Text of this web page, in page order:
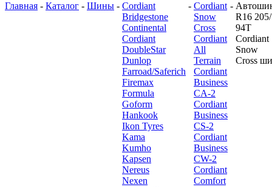
Главная - Каталог - Шины - Cordiant
Bridgestone
Continental
Cordiant
DoubleStar
Dunlop
Farroad/Saferich
Firemax
Formula
Goform
Hankook
Ikon Tyres
Kama
Kumho
Kapsen
Nereus
Nexen
- Cordiant
Snow
Cross
Cordiant
All
Terrain
Cordiant
Business
CA-2
Cordiant
Business
CS-2
Cordiant
Business
CW-2
Cordiant
Comfort
-
R16
94T
Cordiant
Snow
Cross